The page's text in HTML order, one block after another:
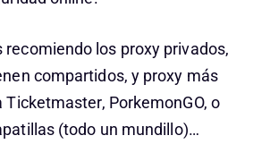
recomiendo los proxy privados,
compartidos, y proxy más
PorkemonGO, o
(todo un mundillo)…